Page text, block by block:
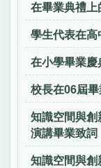
在畢業典禮上
學生代表在高
在小學畢業慶
校長在06屆
知識空間與創
演講畢業致詞
知識空間與創